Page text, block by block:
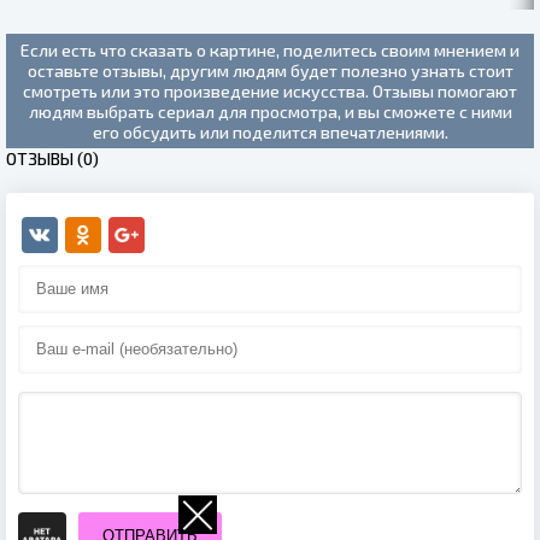
Если есть что сказать о картине, поделитесь своим мнением и
оставьте отзывы, другим людям будет полезно узнать стоит
смотреть или это произведение искусства. Отзывы помогают
людям выбрать сериал для просмотра, и вы сможете с ними
его обсудить или поделится впечатлениями.
ОТЗЫВЫ (0)
ОТПРАВИТЬ